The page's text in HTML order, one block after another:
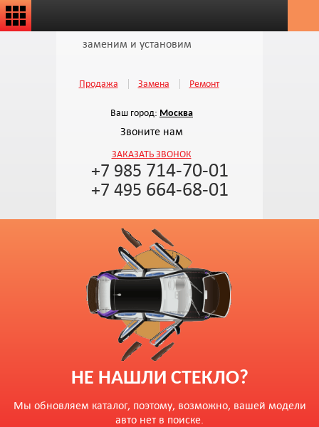
заменим и установим
Продажа Замена Ремонт
Ваш город: Москва
Звоните нам
ЗАКАЗАТЬ ЗВОНОК
+7 985 714-70-01
+7 495 664-68-01
НЕ НАШЛИ СТЕКЛО?
Мы обновляем каталог, поэтому, возможно, вашей модели
авто нет в поиске.